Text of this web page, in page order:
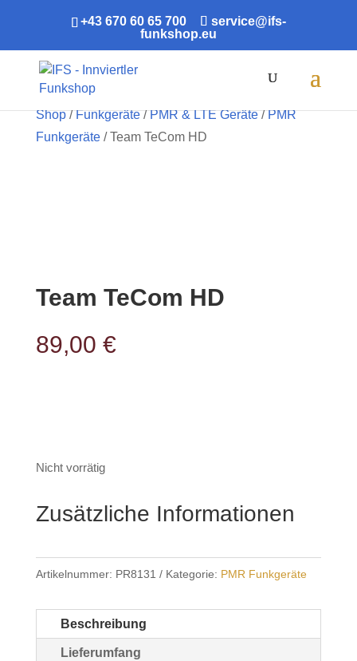
+43 670 60 65 700
service@ifs-
funkshop.eu
Shop/Funkgeräte/PMR & LTE Geräte/PMR
Funkgeräte/ Team TeCom HD
Team TeCom HD
89,00 €
Nicht vorrätig
Zusätzliche Informationen
Artikelnummer: PR8131 Kategorie: PMR Funkgeräte
Beschreibung
Lieferumfang